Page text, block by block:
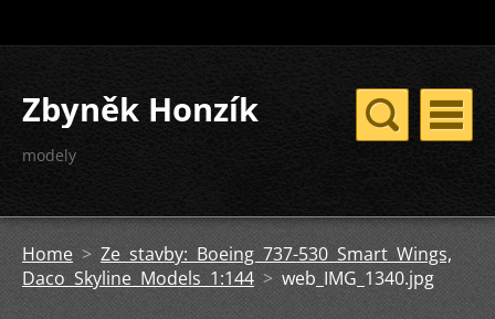
Zbyněk Honzík
modely
Home > Ze stavby: Boeing 737-530 Smart Wings,
Daco Skyline Models 1:144 >web_IMG_1340.jpg